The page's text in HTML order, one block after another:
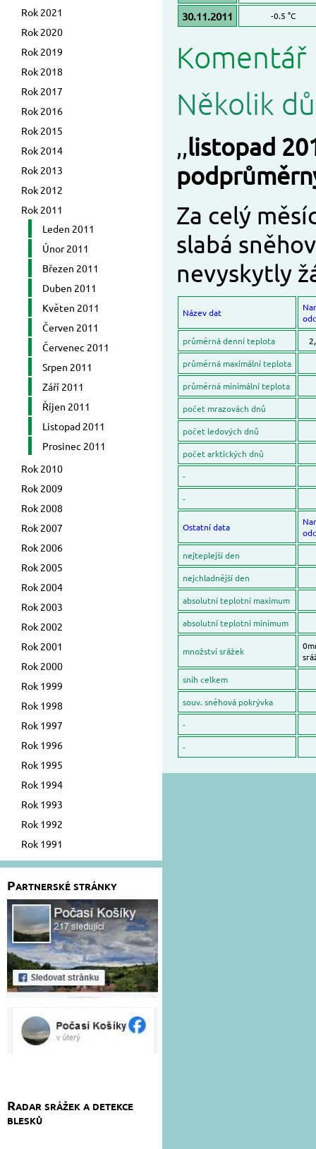
Rok 2021
Rok 2020
Rok 2019
Rok 2018
Rok 2017
Rok 2016
Rok 2015
Rok 2014
Rok 2013
Rok 2012
Rok 2011
Leden 2011
Únor 2011
Březen 2011
Duben 2011
Květen 2011
Červen 2011
Červenec 2011
Srpen 2011
Září 2011
Říjen 2011
Listopad 2011
Prosinec 2011
Rok 2010
Rok 2009
Rok 2008
Rok 2007
Rok 2006
Rok 2005
Rok 2004
Rok 2003
Rok 2002
Rok 2001
Rok 2000
Rok 1999
Rok 1998
Rok 1997
Rok 1996
Rok 1995
Rok 1994
Rok 1993
Rok 1992
Rok 1991
Partnerské stránky
Radar srážek a detekce
blesků
30.11.2011 -0.5 °C
Několik
,,listopad
Za celý
slabá
nevyskytly
Název dat
průměrná denní teplota
průměrná maximální teplota
průměrná minimální teplota
počet mrazovách dnů
počet ledových dnů
počet arktických dnů
-
-
Ostatní data
nejteplejší den
nejchladnější den
absolutní teplotní maximum
absolutní teplotní minimum
množství srážek
snih celkem
souv. sněhová pokrývka
-
-